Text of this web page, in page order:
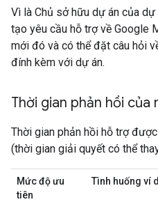
Vì là Chủ sở hữu dự án của
tạo yêu cầu hỗ trợ về Google
mới đó và có thể đặt câu hỏi
đính kèm với dự án.
Thời gian phản hồi
Thời gian phản hồi hỗ trợ
(thời gian giải quyết có thể
Mức độ ưu
tiên
Tình huống ví